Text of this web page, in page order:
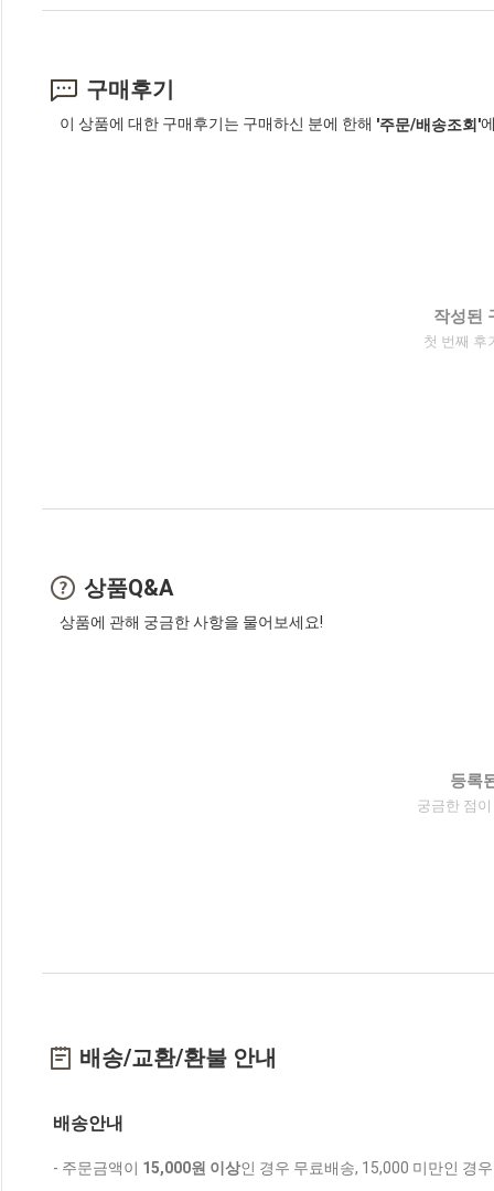
구매후기
이 상품에 대한 구매후기는 구매하신 분에 한해 '주문/배송조회'
작성된
첫 번째 후
상품Q&A
상품에 관해 궁금한 사항을 물어보세요!
등록
궁금한 점
배송/교환/환불 안내
배송안내
- 주문금액이 15,000원 이상인 경우 무료배송, 15,000 미만인 경